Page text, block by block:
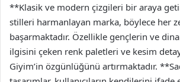
**Klasik ve modern çizgileri bir araya
stilleri harmanlayan marka, böylece her
başarmaktadır. Özellikle gençlerin ve
ilgisini çeken renk paletleri ve kesim
Giyim’in özgünlüğünü artırmaktadır.